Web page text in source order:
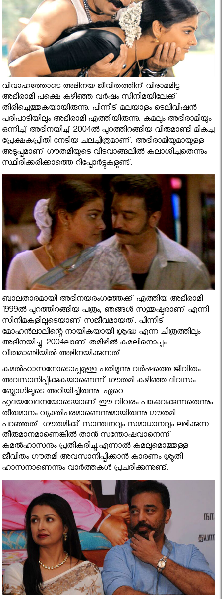
വിവാഹത്തോടെ അഭിനയ ജീവിതത്തിന് വിരാമമിട്ട
അഭിരാമി പക്ഷെ കഴിഞ്ഞ വര്‍ഷം സിനിമയിലേക്ക്
തിരിച്ചെത്തുകയായിരുന്നു. പിന്നീട് മലയാളം ടെലിവിഷന്‍
പരിപാടിയിലും അഭിരാമി എത്തിയിരുന്നു. കമലും അഭിരാമിയും
ഒന്നിച്ച് അഭിനയിച്ച് 2004ല്‍ പുറത്തിറങ്ങിയ വീരുമാണ്ടി മികച്ച
പ്രേക്ഷകപ്രീതി നേടിയ ചലച്ചിത്രമാണ്. അഭിരാമിയുമായുളള
അടുപ്പമാണ് ഗൗതമിയുടെ വിടവാങ്ങലില്‍ കലാശിച്ചതെന്നും
സ്ഥിരിക്കരിക്കാത്തെ റിപ്പോര്‍ട്ടുകളുണ്ട്.
ബാലതാരമായി അഭിനയരംഗത്തേക്ക് എത്തിയ അഭിരാമി
1999ല്‍ പുറത്തിറങ്ങിയ പത്രം, ഞങ്ങള്‍ സന്തുഷ്ടരാണ് എന്നി
സിനിമകളിലൂടെയാണ് സജീവമായത്. പിന്നീട്
മോഹന്‍ലാലിന്റെ നായികയായി ശ്രദ്ധ എന്ന ചിത്രത്തിലും
അഭിനയിച്ചു. 2004ലാണ് തമിഴില്‍ കമലിനൊപ്പം
വീരുമാണ്ടിയില്‍ അഭിനയിക്കുന്നത്.
കമല്‍ഹാസനോടൊപ്പമുള്ള പതിമൂന്നു വര്‍ഷത്തെ ജീവിതം
അവസാനിപ്പിക്കുകയാണെന്ന് ഗൗതമി കഴിഞ്ഞ ദിവസം
ബ്ലോഗിലൂടെ അറിയിച്ചിരുന്നു. ഏറെ
ഹൃദയവേദനയോടെയാണ് ഈ വിവരം പങ്കുവെക്കുന്നതെന്നും
തീരുമാനം വ്യക്തിപരമാണെന്നുമായിരുന്നു ഗൗതമി
പറഞ്ഞത്. ഗൗതമിക്ക് സാന്ത്വനവും സമാധാനവും ലഭിക്കുന്ന
തീരുമാനമാണെങ്കില്‍ താന്‍ സന്തോഷവാനെന്ന്
കമല്‍ഹാസനും പ്രതികരിച്ചു.എന്നാൽ കമലുമൊത്തുള്ള
ജീവിതം ഗൗതമി അവസാനിപ്പിക്കാന്‍ കാരണം ശ്രുതി
ഹാസനാണെന്നും വാര്‍ത്തകള്‍ പ്രചരിക്കുന്നുണ്ട്.